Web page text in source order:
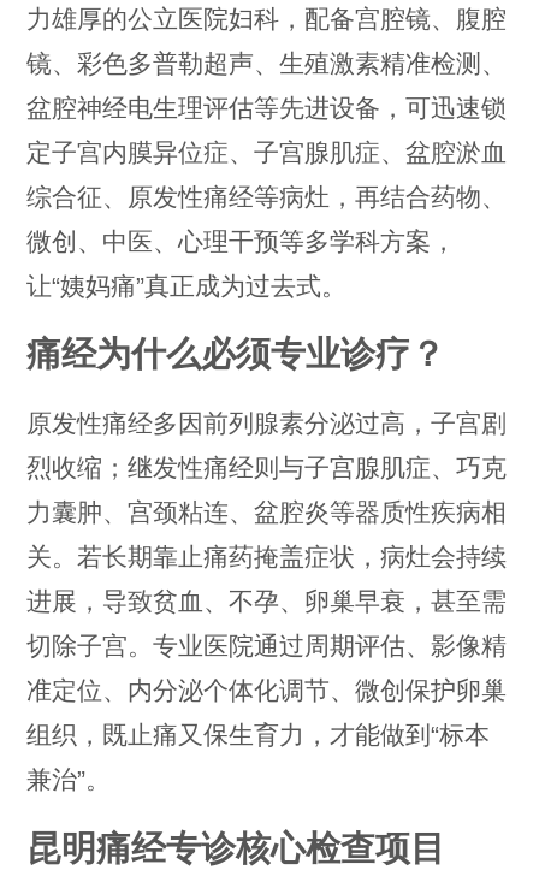
力雄厚的公立医院妇科，配备宫腔镜、腹腔
镜、彩色多普勒超声、生殖激素精准检测、
盆腔神经电生理评估等先进设备，可迅速锁
定子宫内膜异位症、子宫腺肌症、盆腔淤血
综合征、原发性痛经等病灶，再结合药物、
微创、中医、心理干预等多学科方案，
让“姨妈痛”真正成为过去式。
痛经为什么必须专业诊疗？
原发性痛经多因前列腺素分泌过高，子宫剧
烈收缩；继发性痛经则与子宫腺肌症、巧克
力囊肿、宫颈粘连、盆腔炎等器质性疾病相
关。若长期靠止痛药掩盖症状，病灶会持续
进展，导致贫血、不孕、卵巢早衰，甚至需
切除子宫。专业医院通过周期评估、影像精
准定位、内分泌个体化调节、微创保护卵巢
组织，既止痛又保生育力，才能做到“标本
兼治”。
昆明痛经专诊核心检查项目